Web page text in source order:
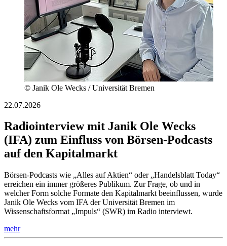
© Janik Ole Wecks / Universität Bremen
22.07.2026
Radiointerview mit Janik Ole Wecks
(IFA) zum Einfluss von Börsen-Podcasts
auf den Kapitalmarkt
Börsen-Podcasts wie „Alles auf Aktien“ oder „Handelsblatt Today“
erreichen ein immer größeres Publikum. Zur Frage, ob und in
welcher Form solche Formate den Kapitalmarkt beeinflussen, wurde
Janik Ole Wecks vom IFA der Universität Bremen im
Wissenschaftsformat „Impuls“ (SWR) im Radio interviewt.
mehr